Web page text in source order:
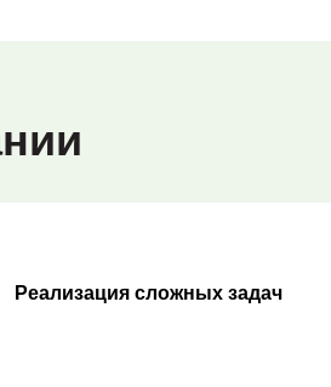
Реализация сложных задач